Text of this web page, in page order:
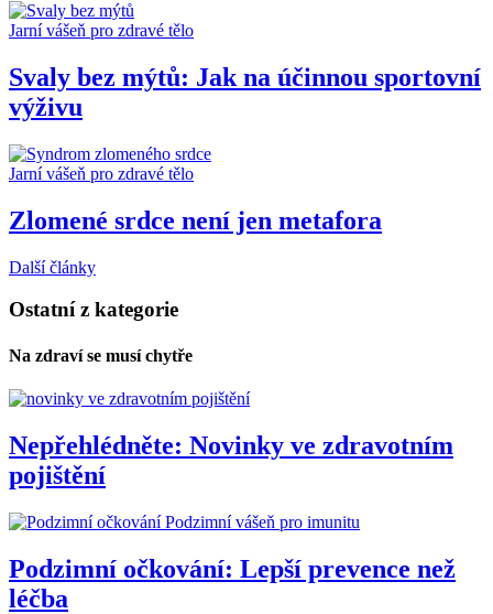
Jarní vášeň pro zdravé tělo
Svaly bez mýtů: Jak na účinnou sportovní
výživu
Jarní vášeň pro zdravé tělo
Zlomené srdce není jen metafora
Další články
Ostatní z kategorie
Na zdraví se musí chytře
Nepřehlédněte: Novinky ve zdravotním
pojištění
Podzimní vášeň pro imunitu
Podzimní očkování: Lepší prevence než
léčba